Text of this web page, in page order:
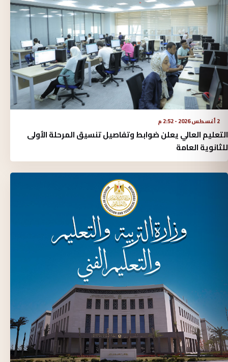
2 أغسطس 2026 - 2:52 م
التعليم العالي يعلن ضوابط وتفاصيل تنسيق المرحلة الأولى
للثانوية العامة